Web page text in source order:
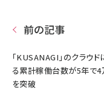
前の記事
「KUSANAGI」のクラウド
る累計稼働台数が5年で4
を突破